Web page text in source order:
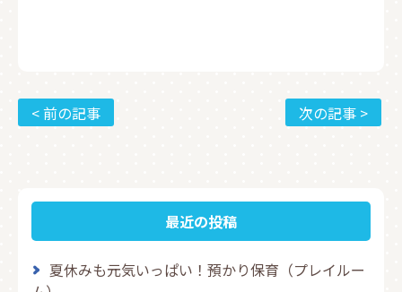
< 前の記事 次の記事 >
最近の投稿
夏休みも元気いっぱい！預かり保育（プレイルー